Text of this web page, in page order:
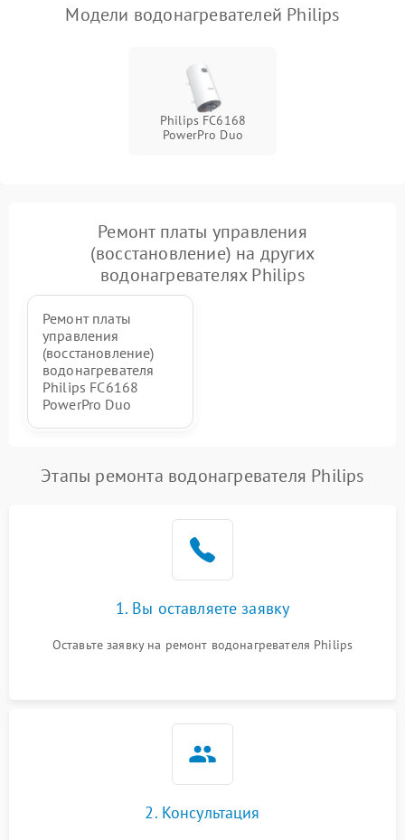
Модели водонагревателей Philips
Philips FC6168
PowerPro Duo
Ремонт платы управления
(восстановление) на других
водонагревателях Philips
Ремонт платы
управления
(восстановление)
водонагревателя
Philips FC6168
PowerPro Duo
Этапы ремонта водонагревателя Philips
1. Вы оставляете заявку
Оставьте заявку на ремонт водонагревателя Philips
2. Консультация